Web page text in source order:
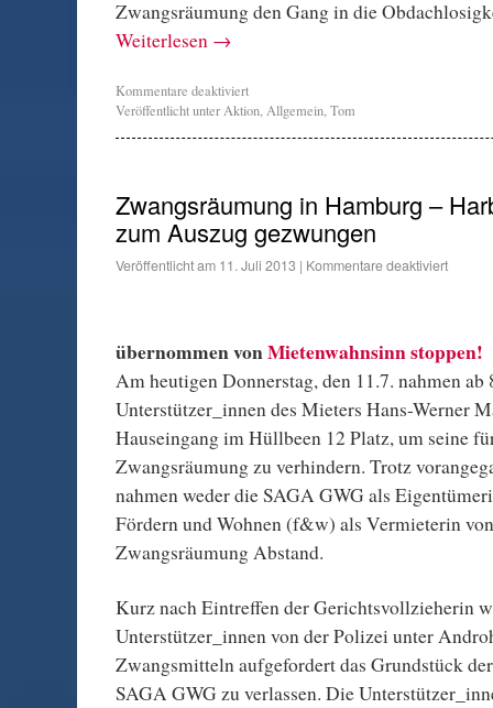
Zwangsräumung den Gang in die
Weiterlesen →
Kommentare deaktiviert
Veröffentlicht unterAktion,Allgemein,Tom
Zwangsräumung in Hamburg –
zum Auszug gezwungen
Veröffentlicht am 11. Juli 2013 | Kommentare deaktiviert
übernommen vonMietenwahnsinn stoppen!
Am heutigen Donnerstag, den 11.7. nahmen ab
Unterstützer_innen des Mieters Hans-Werner
Hauseingang im Hüllbeen 12 Platz, um seine
Zwangsräumung zu verhindern. Trotz
nahmen weder die SAGA GWG als
Fördern und Wohnen (f&w) als Vermieterin
Zwangsräumung Abstand.
Kurz nach Eintreffen der Gerichtsvollzieherin
Unterstützer_innen von der Polizei unter
Zwangsmitteln aufgefordert das Grundstück
SAGA GWG zu verlassen. Die